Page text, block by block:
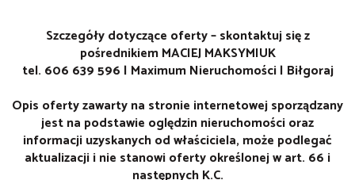
Szczegóły dotyczące oferty – skontaktuj się z
pośrednikiem MACIEJ MAKSYMIUK
tel. 606 639 596 | Maximum Nieruchomości | Biłgoraj
Opis oferty zawarty na stronie internetowej sporządzany
jest na podstawie oględzin nieruchomości oraz
informacji uzyskanych od właściciela, może podlegać
aktualizacji i nie stanowi oferty określonej w art. 66 i
następnych K.C.